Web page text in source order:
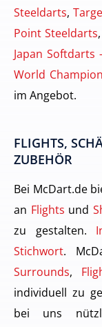
Steeldarts,
Point Steeldarts,
Japan Softdarts
World
im Angebot.
FLIGHTS,
ZUBEHÖR
Bei McDart.de
an Flights und
zu gestalten.
Stichwort.
Surrounds,
individuell zu
bei uns